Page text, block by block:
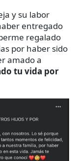
y su labor
entregado
regalado
por haber sido
amado a
tu vida por